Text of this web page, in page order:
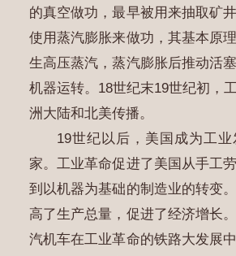
的真空做功，最早被用来抽取矿
使用蒸汽膨胀来做功，其基本原
生高压蒸汽，蒸汽膨胀后推动活
机器运转。18世纪末19世纪初，
洲大陆和北美传播。
19世纪以后，美国成为工
家。工业革命促进了美国从手工
到以机器为基础的制造业的转变
高了生产总量，促进了经济增长
汽机车在工业革命的铁路大发展